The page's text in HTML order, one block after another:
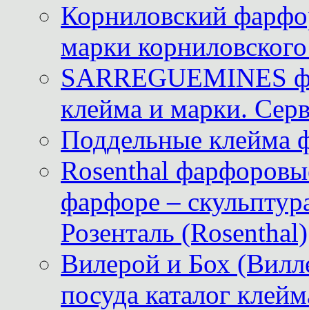
Корниловский
марки
SARREGUEMINES
клейма и марки.
Поддельные клейма
Rosenthal
фарфоре –
Розенталь (Rosenthal)
Вилерой и Бох
посуда каталог